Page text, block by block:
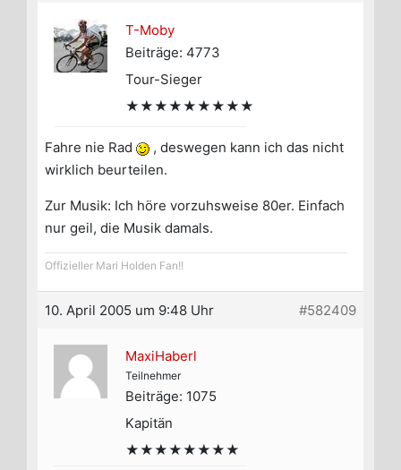
T-Moby
Beiträge: 4773
Tour-Sieger
★★★★★★★★★
Fahre nie Rad
, deswegen kann ich das nicht
wirklich beurteilen.
Zur Musik: Ich höre vorzuhsweise 80er. Einfach
nur geil, die Musik damals.
Offizieller Mari Holden Fan!!
10. April 2005 um 9:48 Uhr #582409
MaxiHaberl
Teilnehmer
Beiträge: 1075
Kapitän
★★★★★★★★